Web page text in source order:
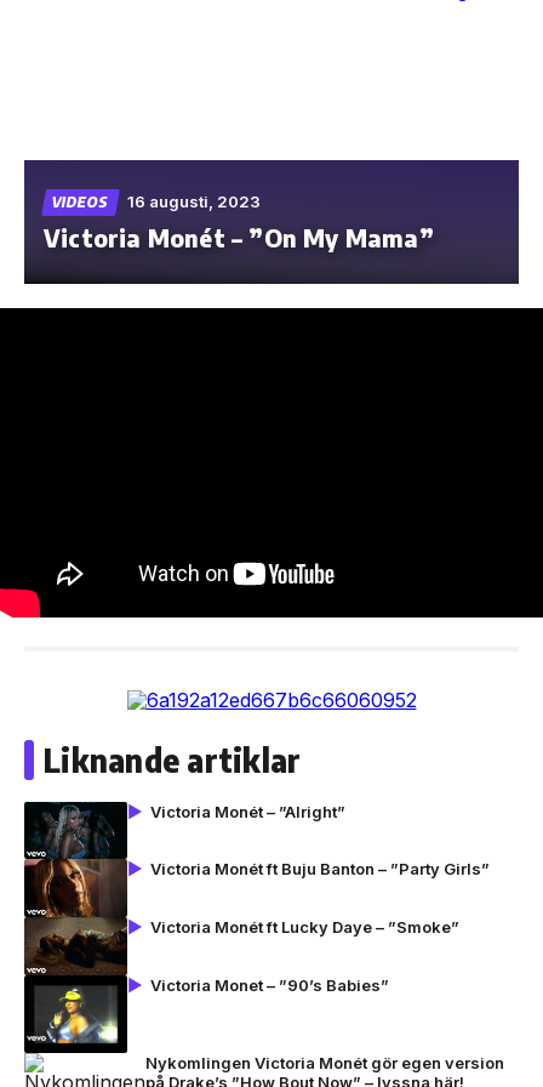
content
VIDEOS 16 augusti, 2023
Victoria Monét – ”On My Mama”
Liknande artiklar
Victoria Monét – ”Alright”
Victoria Monét ft Buju Banton – ”Party Girls”
Victoria Monét ft Lucky Daye – ”Smoke”
Victoria Monet – ”90’s Babies”
Nykomlingen Victoria Monét gör egen version
på Drake’s ”How Bout Now” – lyssna här!